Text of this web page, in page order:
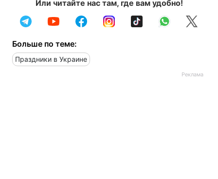
Или читайте нас там, где вам удобно!
Больше по теме:
Праздники в Украине